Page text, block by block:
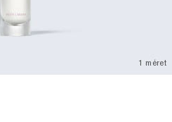
1 méret